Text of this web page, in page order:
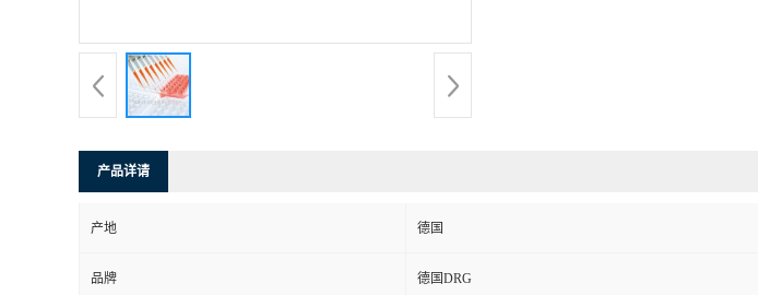
产品详请
产地 德国
品牌 德国DRG